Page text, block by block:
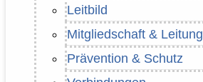
Leitbild
Mitgliedschaft & Leitung
Prävention & Schutz